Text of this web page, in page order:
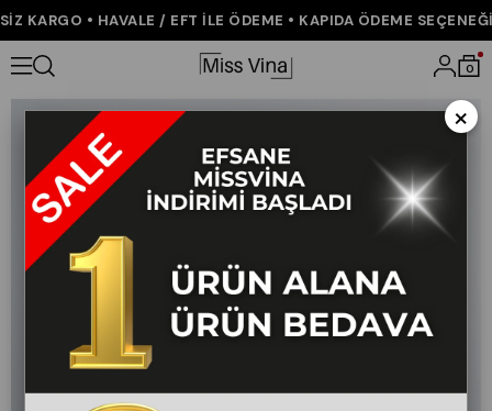
KARGO • HAVALE / EFT İLE ÖDEME • KAPIDA ÖDEME SEÇENEĞİ
0
Anasayfa ÇOK SATANLAR
×